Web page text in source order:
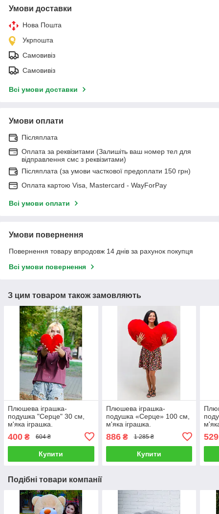
Умови доставки
Нова Пошта
Укрпошта
Самовивіз
Самовивіз
Всі умови доставки
Умови оплати
Післяплата
Оплата за реквізитами (Залишіть ваш номер тел для
відправлення смс з реквізитами)
Післяплата (за умови часткової предоплати 150 грн)
Оплата картою Visa, Mastercard - WayForPay
Всі умови оплати
Умови повернення
Повернення товару впродовж 14 днів за рахунок покупця
Всі умови повернення
З цим товаром також замовляють
Плюшева іграшка-
подушка "Серце" 30 см,
м'яка іграшка.
400 ₴ 604 ₴
Купити
Плюшева іграшка-
подушка «Серце» 100 см,
м'яка іграшка.
886₴ 1 285 ₴
Купити
529
Подібні товари компанії